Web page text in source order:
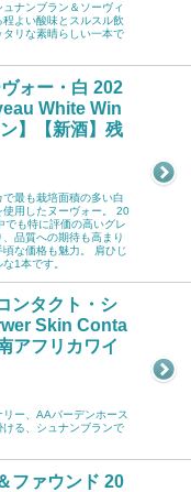
ナンブラン＆ソーヴィ
よい酸味とスルスル飲
リな素晴らしい一本で
ォー・白 202
White Win
】【新酒】残
最も栽培面積の多い白
使用したヌーヴォー。 20
でも特に評価の高いグレ
品質への期待も高まり
な価格も魅力。 肩ひじ
1本です。
ンタクト・シ
Skin Conta
アフリカワイ
ー、AAバーデンホース
ける、シュナンブランで
ファウンド 20